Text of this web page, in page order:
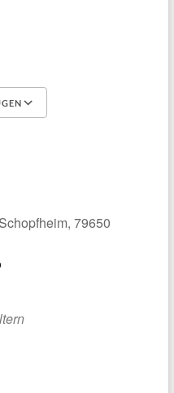
79650